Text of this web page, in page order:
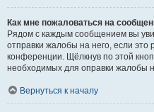
Как мне пожаловаться на
Рядом с каждым сообщением вы
отправки жалобы на него, если
конференции. Щёлкнув по этой
необходимых для оправки жалобы
Вернуться к началу